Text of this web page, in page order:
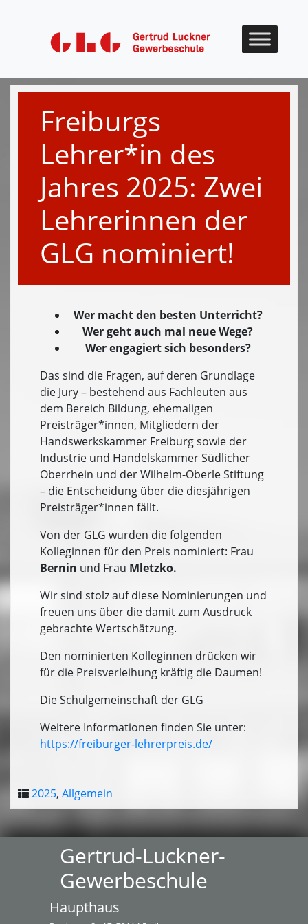
Freiburgs
Lehrer*in des
Jahres 2025: Zwei
Lehrerinnen der
GLG nominiert!
Wer macht den besten Unterricht?
Wer geht auch mal neue Wege?
Wer engagiert sich besonders?
Das sind die Fragen, auf deren Grundlage
die Jury – bestehend aus Fachleuten aus
dem Bereich Bildung, ehemaligen
Preisträger*innen, Mitgliedern der
Handswerkskammer Freiburg sowie der
Industrie und Handelskammer Südlicher
Oberrhein und der Wilhelm-Oberle Stiftung
– die Entscheidung über die diesjährigen
Preisträger*innen fällt.
Von der GLG wurden die folgenden
Kolleginnen für den Preis nominiert: Frau
Bernin und Frau Mletzko.
Wir sind stolz auf diese Nominierungen und
freuen uns über die damit zum Ausdruck
gebrachte Wertschätzung.
Den nominierten Kolleginnen drücken wir
für die Preisverleihung kräftig die Daumen!
Die Schulgemeinschaft der GLG
Weitere Informationen finden Sie unter:
https://freiburger-lehrerpreis.de/
2025, Allgemein
Gertrud-Luckner-
Gewerbeschule
Haupthaus